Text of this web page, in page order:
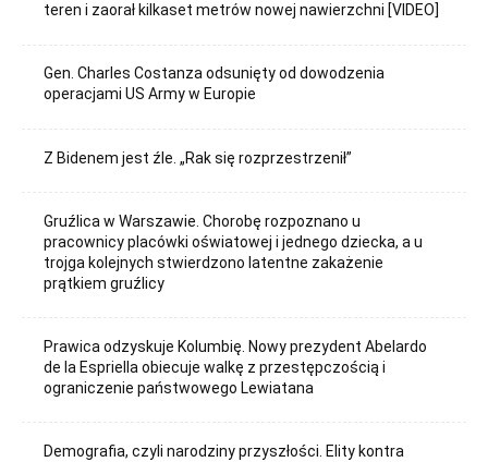
teren i zaorał kilkaset metrów nowej nawierzchni [VIDEO]
Gen. Charles Costanza odsunięty od dowodzenia
operacjami US Army w Europie
Z Bidenem jest źle. „Rak się rozprzestrzenił”
Gruźlica w Warszawie. Chorobę rozpoznano u
pracownicy placówki oświatowej i jednego dziecka, a u
trojga kolejnych stwierdzono latentne zakażenie
prątkiem gruźlicy
Prawica odzyskuje Kolumbię. Nowy prezydent Abelardo
de la Espriella obiecuje walkę z przestępczością i
ograniczenie państwowego Lewiatana
Demografia, czyli narodziny przyszłości. Elity kontra